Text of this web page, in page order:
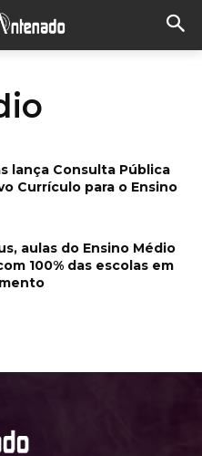
lança Consulta Pública
Currículo para o Ensino
aulas do Ensino Médio
100% das escolas em